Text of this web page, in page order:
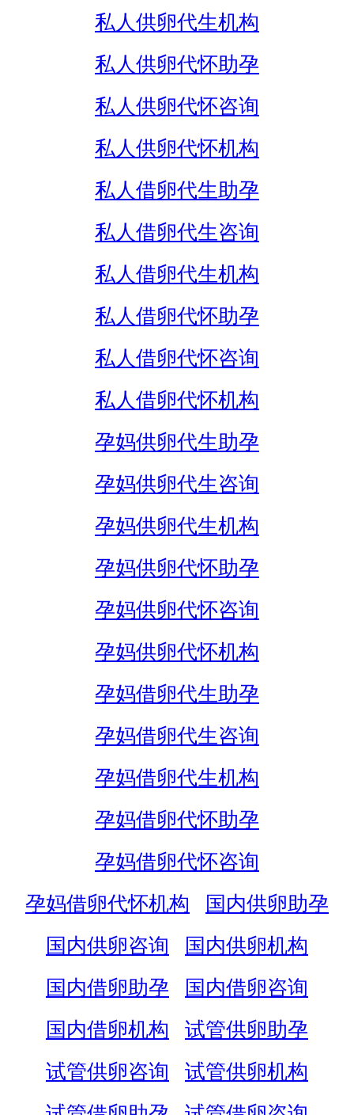
私人供卵代生机构
私人供卵代怀助孕
私人供卵代怀咨询
私人供卵代怀机构
私人借卵代生助孕
私人借卵代生咨询
私人借卵代生机构
私人借卵代怀助孕
私人借卵代怀咨询
私人借卵代怀机构
孕妈供卵代生助孕
孕妈供卵代生咨询
孕妈供卵代生机构
孕妈供卵代怀助孕
孕妈供卵代怀咨询
孕妈供卵代怀机构
孕妈借卵代生助孕
孕妈借卵代生咨询
孕妈借卵代生机构
孕妈借卵代怀助孕
孕妈借卵代怀咨询
孕妈借卵代怀机构
国内供卵助孕
国内供卵咨询
国内供卵机构
国内借卵助孕
国内借卵咨询
国内借卵机构
试管供卵助孕
试管供卵咨询
试管供卵机构